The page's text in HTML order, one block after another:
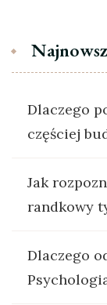
Dlaczego
częściej
Jak
randkowy
Dlaczego